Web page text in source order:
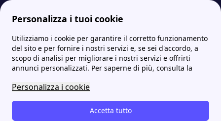
Personalizza i tuoi cookie
Utilizziamo i cookie per garantire il corretto funzionamento
del sito e per fornire i nostri servizi e, se sei d'accordo, a
scopo di analisi per migliorare i nostri servizi e offrirti
annunci personalizzati. Per saperne di più, consulta la
Personalizza i cookie
Accetta tutto
Internet Casa Errori bolletta telefonica o internet: cosa fare Rimborso bolletta: cosa fare per ricevere un rimborso
Rimborso bolletta: cosa
fare per ricevere un
rimborso